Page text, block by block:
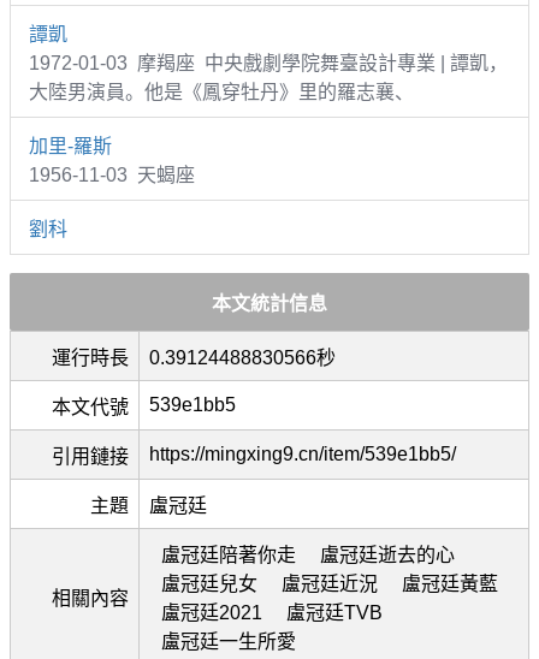
譚凱
1972-01-03 摩羯座 中央戲劇學院舞臺設計專業 | 譚凱，
大陸男演員。他是《鳳穿牡丹》里的羅志襄、
加里-羅斯
1956-11-03 天蝎座
劉科
本文統計信息
運行時長 0.39124488830566秒
本文代號 539e1bb5
引用鏈接 https://mingxing9.cn/item/539e1bb5/
主題 盧冠廷
相關內容
盧冠廷陪著你走
盧冠廷逝去的心
盧冠廷兒女
盧冠廷近況
盧冠廷黃藍
盧冠廷2021
盧冠廷TVB
盧冠廷一生所愛